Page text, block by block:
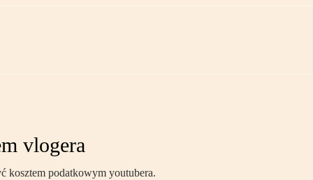
vlogera
kosztem podatkowym youtubera.